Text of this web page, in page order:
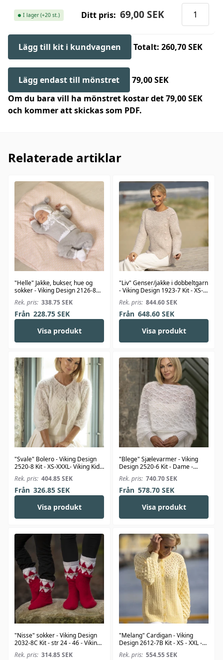
Ditt pris: 69,00 SEK
I lager (+20 st.)
Lägg till kit i kundvagnen Totalt: 260,70 SEK
Lägg endast till mönstret
79,00 SEK
Om du bara vill ha mönstret kostar det 79,00 SEK
och kommer att skickas som PDF.
Relaterade artiklar
"Helle" Jakke, bukser, hue og
sokker - Viking Design 2126-8
Kit - 1-24 Mdr. - Viking Bambino
Rek. pris: 338.75SEK
Från 228.75SEK
Visa produkt
"Liv" Genser/jakke i dobbeltgarn
- Viking Design 1923-7 Kit - XS-
XXL - Viking Alpaca Bris
Rek. pris: 844.60SEK
Från 648.60SEK
Visa produkt
"Svale" Bolero - Viking Design
2520-8 Kit - XS-XXXL- Viking Kid-
Silk
Rek. pris: 404.85SEK
Från 326.85SEK
Visa produkt
"Blege" Sjælevarmer - Viking
Design 2520-6 Kit - Dame -
Viking Kid-Silk
Rek. pris: 740.70SEK
Från 578.70SEK
Visa produkt
"Nisse" sokker - Viking Design
2032-8C Kit - str 24 - 46 - Viking
Alpaca Storm
Rek. pris: 314.85SEK
"Melang" Cardigan - Viking
Design 2612-7B Kit - XS - XXL -
Viking Bambino
Rek. pris: 554.55SEK